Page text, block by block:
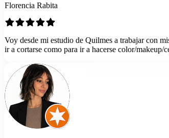
Florencia Rabita
Voy desde mi estudio de Quilmes a trabajar con
ir a cortarse como para ir a hacerse color/